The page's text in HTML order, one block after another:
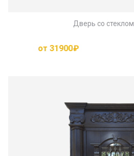
Дверь со стеклом
от 31900₽